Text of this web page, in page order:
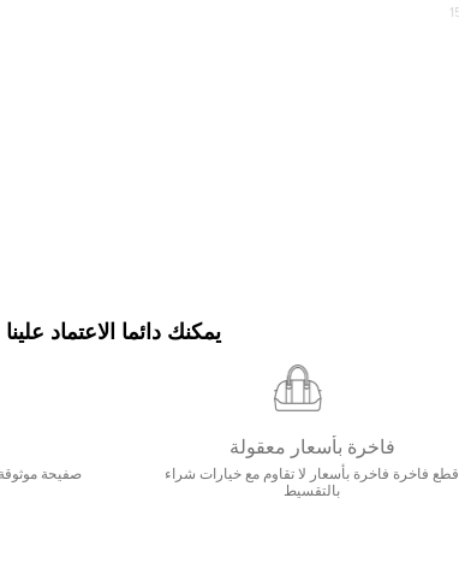
يمكنك دائما الاعتماد علينا
فاخرة بأسعار معقولة
قطع فاخرة فاخرة بأسعار لا تقاوم مع خيارات شراء
بالتقسيط